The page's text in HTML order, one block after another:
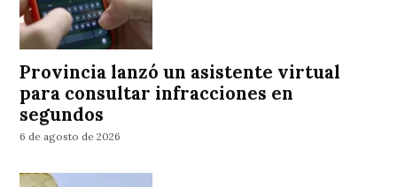
Provincia lanzó un asistente virtual
para consultar infracciones en
segundos
6 de agosto de 2026